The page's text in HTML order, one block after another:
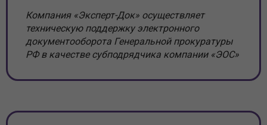
Компания «Эксперт-Док» осуществляет
техническую поддержку электронного
документооборота Генеральной прокуратуры
РФ в качестве субподрядчика компании «ЭОС»